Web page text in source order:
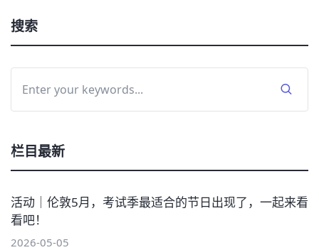
搜索
栏目最新
活动｜伦敦5月，考试季最适合的节日出现了，一起来看
看吧！
2026-05-05